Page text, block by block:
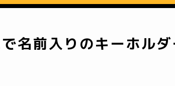
名前入りのキーホル